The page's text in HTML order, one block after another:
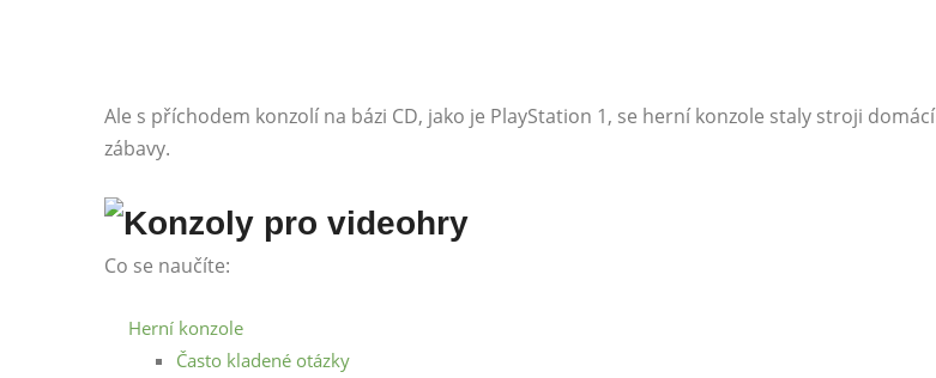
Ale s příchodem konzolí na bázi CD, jako je PlayStation 1, se herní konzole staly stroji domácí
zábavy.
Co se naučíte:
Herní konzole
Často kladené otázky